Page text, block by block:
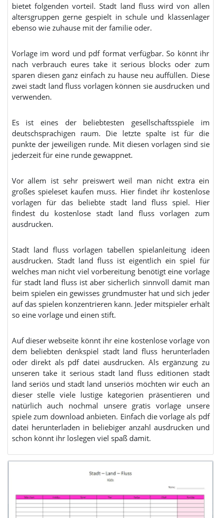
bietet folgenden vorteil. Stadt land fluss wird von allen
altersgruppen gerne gespielt in schule und klassenlager
ebenso wie zuhause mit der familie oder.
Vorlage im word und pdf format verfügbar. So könnt ihr
nach verbrauch eures take it serious blocks oder zum
sparen diesen ganz einfach zu hause neu auffüllen. Diese
zwei stadt land fluss vorlagen können sie ausdrucken und
verwenden.
Es ist eines der beliebtesten gesellschaftsspiele im
deutschsprachigen raum. Die letzte spalte ist für die
punkte der jeweiligen runde. Mit diesen vorlagen sind sie
jederzeit für eine runde gewappnet.
Vor allem ist sehr preiswert weil man nicht extra ein
großes spieleset kaufen muss. Hier findet ihr kostenlose
vorlagen für das beliebte stadt land fluss spiel. Hier
findest du kostenlose stadt land fluss vorlagen zum
ausdrucken.
Stadt land fluss vorlagen tabellen spielanleitung ideen
ausdrucken. Stadt land fluss ist eigentlich ein spiel für
welches man nicht viel vorbereitung benötigt eine vorlage
für stadt land fluss ist aber sicherlich sinnvoll damit man
beim spielen ein gewisses grundmuster hat und sich jeder
auf das spielen konzentrieren kann. Jeder mitspieler erhält
so eine vorlage und einen stift.
Auf dieser webseite könnt ihr eine kostenlose vorlage von
dem beliebten denkspiel stadt land fluss herunterladen
oder direkt als pdf datei ausdrucken. Als ergänzung zu
unseren take it serious stadt land fluss editionen stadt
land seriös und stadt land unseriös möchten wir euch an
dieser stelle viele lustige kategorien präsentieren und
natürlich auch nochmal unsere gratis vorlage unsere
spiele zum download anbieten. Einfach die vorlage als pdf
datei herunterladen in beliebiger anzahl ausdrucken und
schon könnt ihr loslegen viel spaß damit.